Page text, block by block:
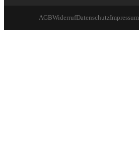
AGBWiderrufDatenschutzImpressum